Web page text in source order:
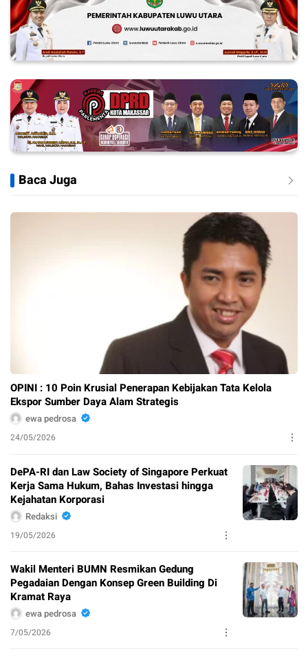
Baca Juga
OPINI : 10 Poin Krusial Penerapan Kebijakan Tata Kelola
Ekspor Sumber Daya Alam Strategis
ewa pedrosa
24/05/2026
DePA-RI dan Law Society of Singapore Perkuat
Kerja Sama Hukum, Bahas Investasi hingga
Kejahatan Korporasi
Redaksi
19/05/2026
Wakil Menteri BUMN Resmikan Gedung
Pegadaian Dengan Konsep Green Building Di
Kramat Raya
ewa pedrosa
7/05/2026